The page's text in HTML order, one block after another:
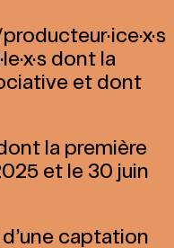
dont la
et dont
la première
et le 30 juin
captation